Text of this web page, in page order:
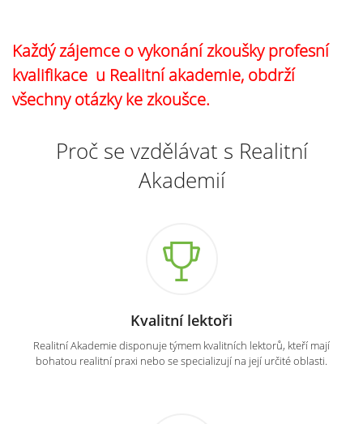
Každý zájemce o vykonání zkoušky profesní
kvalifikace u Realitní akademie, obdrží
všechny otázky ke zkoušce.
Proč se vzdělávat s Realitní
Akademií
Kvalitní lektoři
Realitní Akademie disponuje týmem kvalitních lektorů, kteří mají
bohatou realitní praxi nebo se specializují na její určité oblasti.